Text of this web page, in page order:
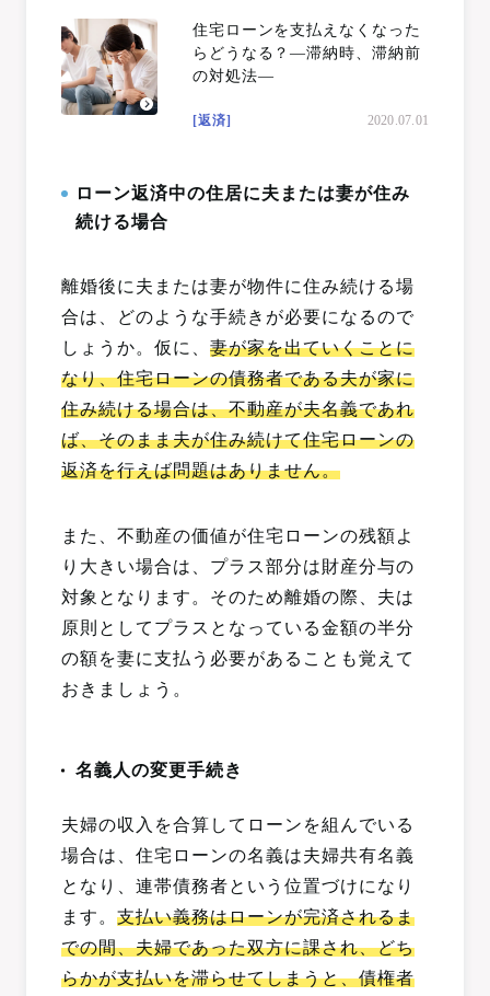
住宅ローンを支払えなくなった
らどうなる？―滞納時、滞納前
の対処法―
[返済] 2020.07.01
ローン返済中の住居に夫または妻が住み
続ける場合
離婚後に夫または妻が物件に住み続ける場
合は、どのような手続きが必要になるので
しょうか。仮に、妻が家を出ていくことに
なり、住宅ローンの債務者である夫が家に
住み続ける場合は、不動産が夫名義であれ
ば、そのまま夫が住み続けて住宅ローンの
返済を行えば問題はありません。
また、不動産の価値が住宅ローンの残額よ
り大きい場合は、プラス部分は財産分与の
対象となります。そのため離婚の際、夫は
原則としてプラスとなっている金額の半分
の額を妻に支払う必要があることも覚えて
おきましょう。
名義人の変更手続き
夫婦の収入を合算してローンを組んでいる
場合は、住宅ローンの名義は夫婦共有名義
となり、連帯債務者という位置づけになり
ます。支払い義務はローンが完済されるま
での間、夫婦であった双方に課され、どち
らかが支払いを滞らせてしまうと、債権者